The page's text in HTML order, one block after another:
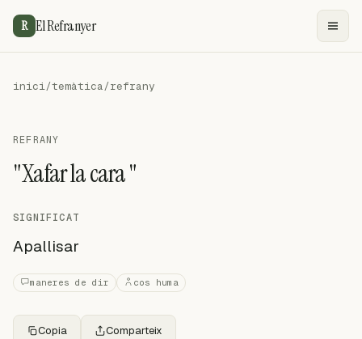
R El Refranyer
inici/temàtica/refrany
REFRANY
"Xafar la cara "
SIGNIFICAT
Apallisar
maneres de dir cos huma
Copia Comparteix